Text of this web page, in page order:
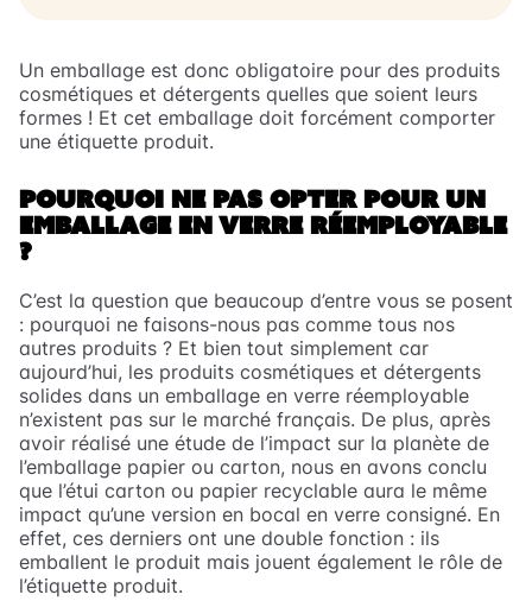
Un emballage est donc obligatoire pour des produits
cosmétiques et détergents quelles que soient leurs
formes ! Et cet emballage doit forcément comporter
une étiquette produit.
POURQUOI NE PAS OPTER POUR UN
EMBALLAGE EN VERRE RÉEMPLOYABLE
?
C’est la question que beaucoup d’entre vous se posent
: pourquoi ne faisons-nous pas comme tous nos
autres produits ? Et bien tout simplement car
aujourd’hui, les produits cosmétiques et détergents
solides dans un emballage en verre réemployable
n’existent pas sur le marché français. De plus, après
avoir réalisé une étude de l’impact sur la planète de
l’emballage papier ou carton, nous en avons conclu
que l’étui carton ou papier recyclable aura le même
impact qu’une version en bocal en verre consigné. En
effet, ces derniers ont une double fonction : ils
emballent le produit mais jouent également le rôle de
l’étiquette produit.